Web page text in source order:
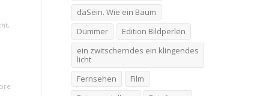
,
daSein. Wie ein Baum
Dümmer
Edition Bildperlen
ein zwitscherndes ein klingendes
licht
Fernsehen
Film